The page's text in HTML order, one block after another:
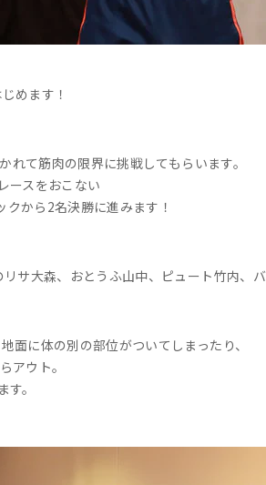
めます！
れて筋肉の限界に挑戦してもらいます。
ースをおこない
から2名決勝に進みます！
サ大森、おとうふ山中、ピュート竹内、
面に体の別の部位がついてしまったり、
アウト。
。